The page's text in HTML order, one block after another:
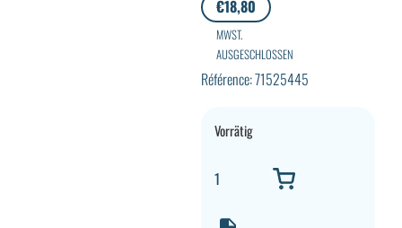
€18,80
MWST.
AUSGESCHLOSSEN
Référence: 71525445
Vorrätig